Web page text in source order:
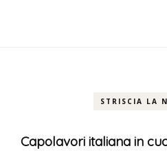
STRISCIA LA
Capolavori italiana in